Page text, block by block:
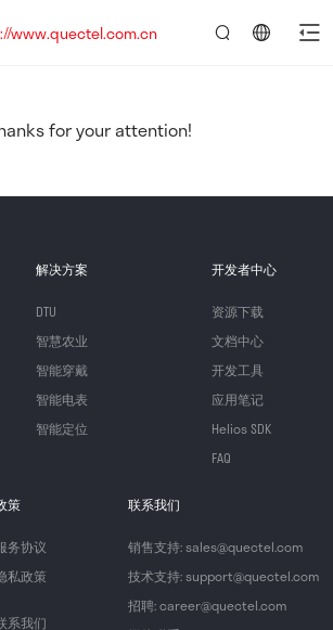
www.quectel.com.cn
for your attention!
解决方案
DTU
智慧农业
智能穿戴
智能电表
智能定位
开发者中心
资源下载
文档中心
开发工具
应用笔记
Helios SDK
FAQ
策
务协议
私政策
系我们
联系我们
销售支持: sales@quectel.com
技术支持: support@quectel.com
招聘: career@quectel.com